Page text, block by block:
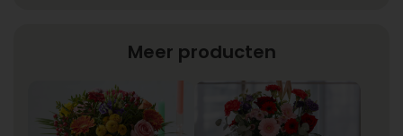
Meer producten